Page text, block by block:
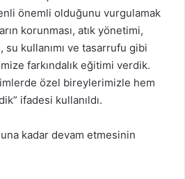
önemli olduğunu vurgulamak
korunması, atık yönetimi,
su kullanımı ve tasarrufu gibi
farkındalık eğitimi verdik.
özel bireylerimizle hem
ifadesi kullanıldı.
kadar devam etmesinin